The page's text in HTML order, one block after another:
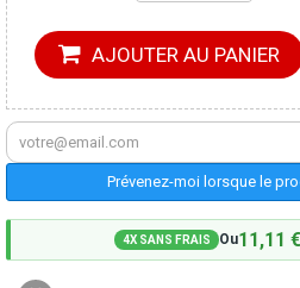
AJOUTER AU PANIER
Prévenez-moi lorsque le
4X SANS FRAIS Ou11,11 €